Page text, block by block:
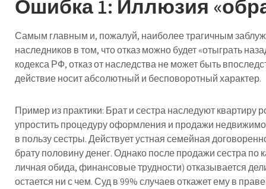
Ошибка 1: Иллюзия
Самым главным и, пожалуй, наиболее трагичным
наследников в том, что отказ можно будет «отыграть
кодекса РФ, отказ от наследства не может быть
действие носит абсолютный и бесповоротный характер.
Пример из практики: Брат и сестра наследуют квартиру
упростить процедуру оформления и продажи
в пользу сестры. Действует устная семейная
брату половину денег. Однако после продажи сестра по
личная обида, финансовые трудности) отказывается
остается ни с чем. Суд в 99% случаев откажет ему в